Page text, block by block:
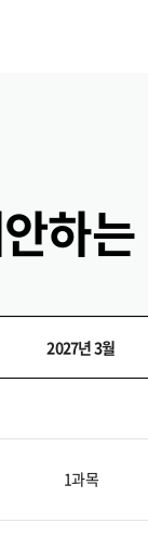
하는
2027년 3월
1과목